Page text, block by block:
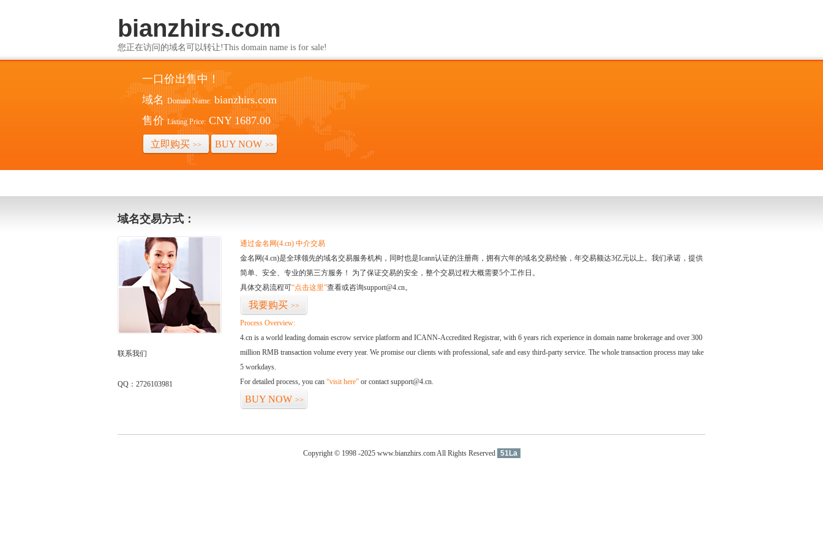
bianzhirs.com
您正在访问的域名可以转让!This domain name is for sale!
一口价出售中！
域名 Domain Name: bianzhirs.com
售价 Listing Price: CNY 1687.00
立即购买 >> BUY NOW >>
域名交易方式：
联系我们
QQ：2726103981
通过金名网(4.cn) 中介交易
金名网(4.cn)是全球领先的域名交易服务机构，同时也是Icann认证的注册商，拥有六年的域名交易经验，年交易额达3亿元以上。我们承诺，提供
简单、安全、专业的第三方服务！ 为了保证交易的安全，整个交易过程大概需要5个工作日。
具体交易流程可“点击这里”查看或咨询support@4.cn。
我要购买 >>
Process Overview:
4.cn is a world leading domain escrow service platform and ICANN-Accredited Registrar, with 6 years rich experience in domain name brokerage and over 300
million RMB transaction volume every year. We promise our clients with professional, safe and easy third-party service. The whole transaction process may take
5 workdays.
For detailed process, you can “visit here” or contact support@4.cn.
BUY NOW >>
Copyright © 1998 -2025 www.bianzhirs.com All Rights Reserved 51La